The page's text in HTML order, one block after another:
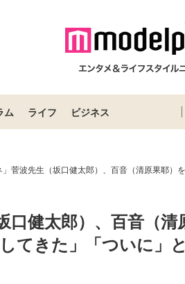
ム ライフ ビジネス
菅波先生（坂口健太郎）、百音（清原果耶）
健太郎）、百音（清
てきた」「ついに」